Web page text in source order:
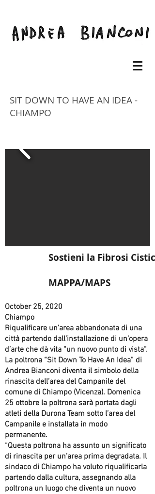
SIT DOWN TO HAVE AN IDEA -
CHIAMPO
Sostieni la Fibrosi
MAPPA/MAPS
October 25, 2020
Chiampo
Riqualificare un’area abbandonata di una
città partendo dall’installazione di un’opera
d’arte che dà vita “un nuovo punto di vista”.
La poltrona “Sit Down To Have An Idea” di
Andrea Bianconi diventa il simbolo della
rinascita dell’area del Campanile del
comune di Chiampo (Vicenza). Domenica
25 ottobre la poltrona sarà portata dagli
atleti della Durona Team sotto l’area del
Campanile e installata in modo
permanente.
“Questa poltrona ha assunto un significato
di rinascita per un’area prima degradata. Il
sindaco di Chiampo ha voluto riqualificarla
partendo dalla cultura, assegnando alla
poltrona un luogo che diventa un nuovo